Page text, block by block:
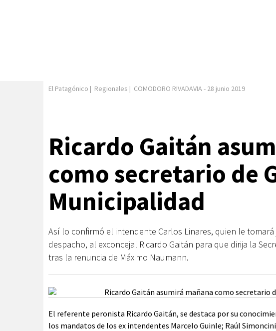
El Patagónico | Regionales | COMODORO RIVADAVIA- 28 junio 2019
Ricardo Gaitán
como secretario de
Municipalidad
Así lo confirmó el intendente Carlos Linares, quien le
despacho, al exconcejal Ricardo Gaitán para que dirija la
tras la renuncia de Máximo Naumann.
El referente peronista Ricardo Gaitán, se destaca por su
los mandatos de los ex intendentes Marcelo Guinle; Raúl